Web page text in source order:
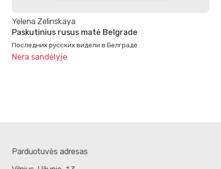
Yelena Zelinskaya
Paskutinius rusus matė Belgrade
Последних русских видели в Белграде
Nėra sandėlyje
Parduotuvės adresas